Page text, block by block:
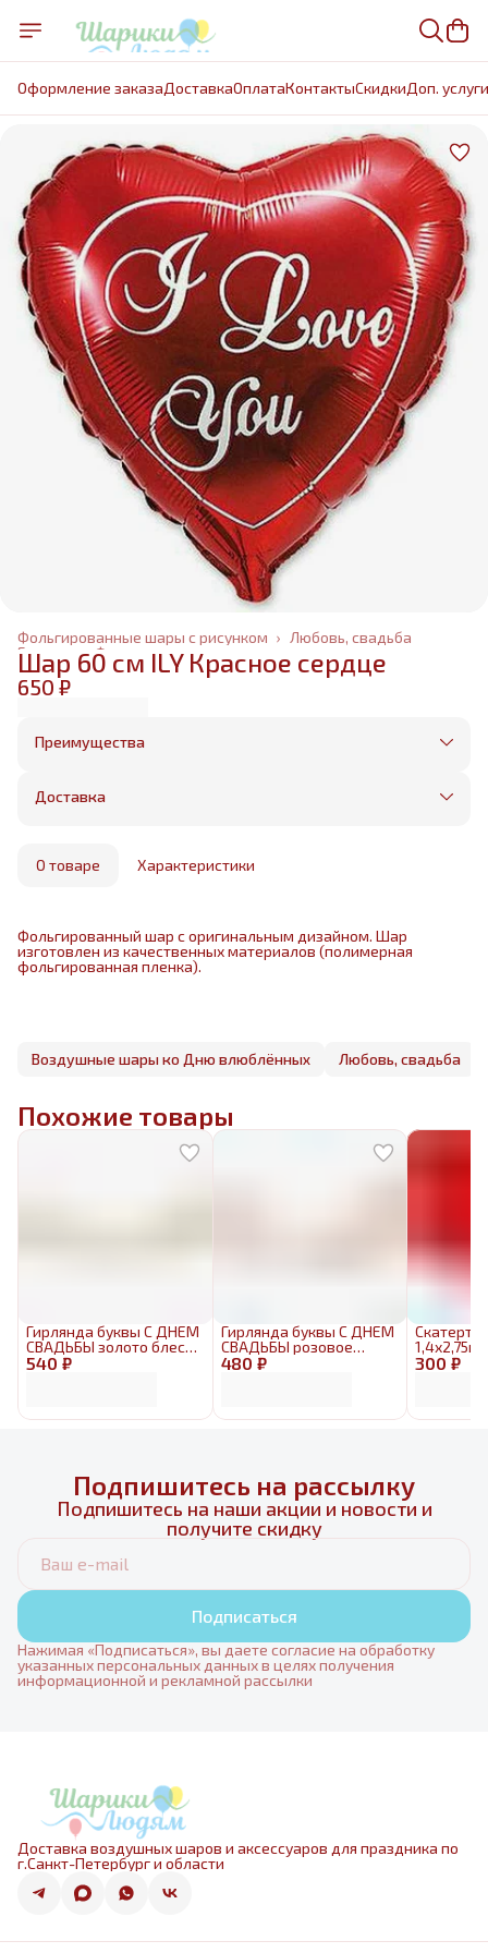
Оформление заказаДоставкаОплатаКонтактыCкидкиДоп. услуги
Любовь, свадьба
Фольгированные шары с рисунком ›
Фольгированные шары
Главная ›
Шар 60 см ILY Красное сердце
650 ₽
Преимущества
Оплата частями в Сплит
Бесплатная доставка в пределах КАД
маркетплейса
Доставка
О товаре Характеристики
Фольгированный шар с оригинальным дизайном. Шар
изготовлен из качественных материалов (полимерная
фольгированная пленка).
Воздушные шары ко Дню влюблённых Любовь, свадьба
Похожие товары
540 ₽
Гирлянда буквы С ДНЕМ
СВАДЬБЫ золото блеск
3м
480 ₽
Гирлянда буквы С ДНЕМ
СВАДЬБЫ розовое
золото 1,9м
300 ₽
Скатерть
1,4х2,75м
Подпишитесь на рассылку
Подпишитесь на наши акции и новости и
получите скидку
Подписаться
Нажимая «Подписаться», вы даете согласие на обработку
указанных персональных данных в целях получения
информационной и рекламной рассылки
Доставка воздушных шаров и аксессуаров для праздника по
г.Санкт-Петербург и области